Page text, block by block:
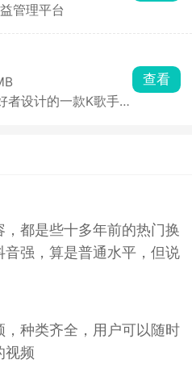
管理平台
者设计的一款K歌手机
查看
都是些十多年前的热门换
音强，算是普通水平，但说
种类齐全，用户可以随时
视频